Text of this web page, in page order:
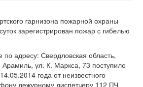
гарнизона пожарной охраны
зарегистрирован пожар с гибелью
адресу: Свердловская область,
Арамиль, ул. К. Маркса, 73 поступило
года от неизвестного
дежурному диспетчеру 112 ПЧ